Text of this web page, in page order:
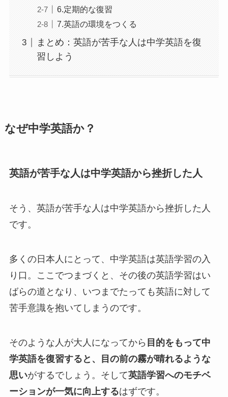
6.定期的な復習
7.英語の環境をつくる
まとめ：英語が苦手な人は中学英語を復
習しよう
なぜ中学英語か？
英語が苦手な人は中学英語から挫折した人
そう、英語が苦手な人は中学英語から挫折した人
です。
多くの日本人にとって、中学英語は英語学習の入
り口。ここでつまづくと、その後の英語学習はい
ばらの道となり、いつまでたっても英語に対して
苦手意識を抱いてしまうのです。
そのような人が大人になってから 目的をもって中
学英語を復習すると、目の前の霧が晴れるような
思いがするでしょう。そして英語学習へのモチベ
ーションが一気に向上するはずです。